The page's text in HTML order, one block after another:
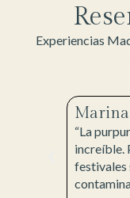
Experiencias
“La
increíble.
festivales
Marina